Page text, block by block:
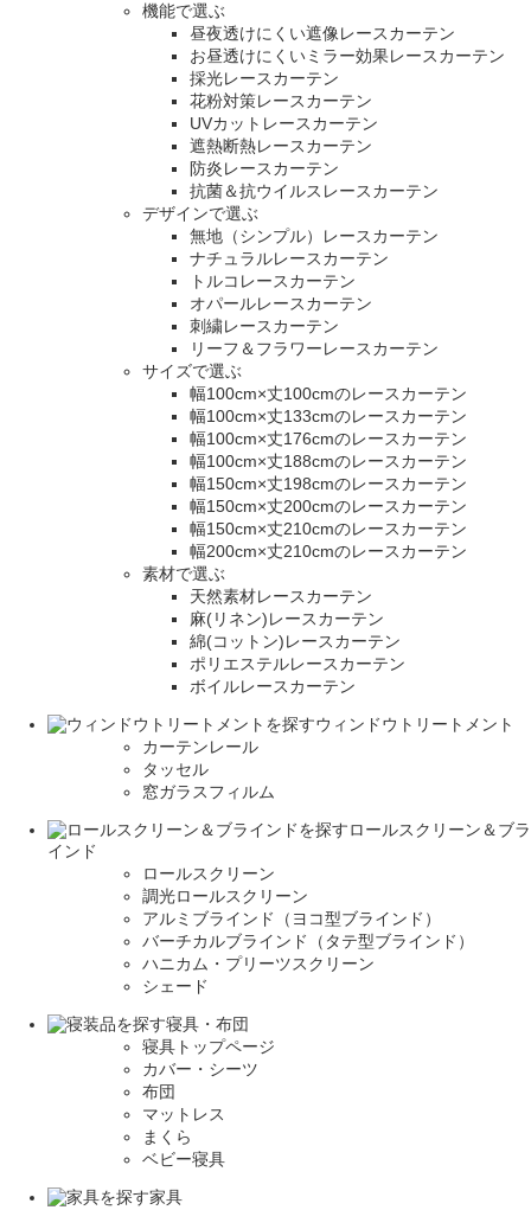
機能で選ぶ
昼夜透けにくい遮像レースカーテン
お昼透けにくいミラー効果レースカーテン
採光レースカーテン
花粉対策レースカーテン
UVカットレースカーテン
遮熱断熱レースカーテン
防炎レースカーテン
抗菌＆抗ウイルスレースカーテン
デザインで選ぶ
無地（シンプル）レースカーテン
ナチュラルレースカーテン
トルコレースカーテン
オパールレースカーテン
刺繍レースカーテン
リーフ＆フラワーレースカーテン
サイズで選ぶ
幅100cm×丈100cmのレースカーテン
幅100cm×丈133cmのレースカーテン
幅100cm×丈176cmのレースカーテン
幅100cm×丈188cmのレースカーテン
幅150cm×丈198cmのレースカーテン
幅150cm×丈200cmのレースカーテン
幅150cm×丈210cmのレースカーテン
幅200cm×丈210cmのレースカーテン
素材で選ぶ
天然素材レースカーテン
麻(リネン)レースカーテン
綿(コットン)レースカーテン
ポリエステルレースカーテン
ボイルレースカーテン
ウィンドウトリートメント
カーテンレール
タッセル
窓ガラスフィルム
ロールスクリーン＆ブラ
インド
ロールスクリーン
調光ロールスクリーン
アルミブラインド（ヨコ型ブラインド）
バーチカルブラインド（タテ型ブラインド）
ハニカム・プリーツスクリーン
シェード
寝具・布団
寝具トップページ
カバー・シーツ
布団
マットレス
まくら
ベビー寝具
家具